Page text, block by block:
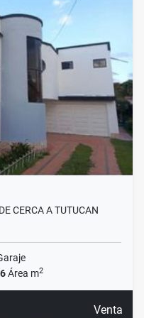
CERCA A TUTUCAN
Área m2
Venta